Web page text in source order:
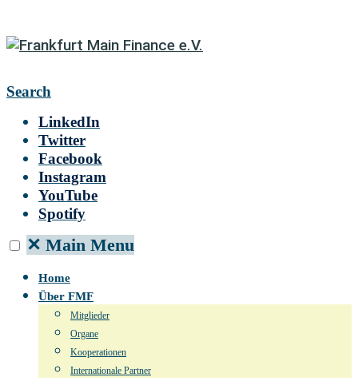
Search
LinkedIn
Twitter
Facebook
Instagram
YouTube
Spotify
✕ Main Menu
Home
Über FMF
Mitglieder
Organe
Kooperationen
Internationale Partner